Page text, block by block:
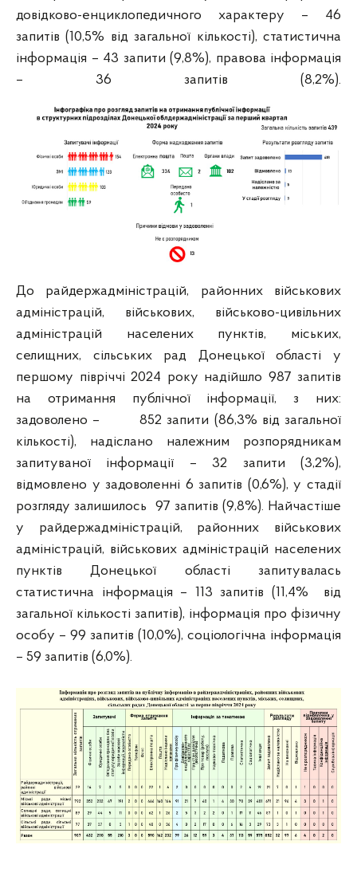
довідково-енциклопедичного характеру – 46
запитів (10,5% від загальної кількості), статистична
інформація – 43 запити (9,8%), правова інформація
– 36 запитів (8,2%).
До райдержадміністрацій, районних військових
адміністрацій, військових, військово-цивільних
адміністрацій населених пунктів, міських,
селищних, сільських рад Донецької області у
першому півріччі 2024 року надійшло 987 запитів
на отримання публічної інформації, з них:
задоволено – 852 запити (86,3% від загальної
кількості), надіслано належним розпорядникам
запитуваної інформації – 32 запити (3,2%),
відмовлено у задоволенні 6 запитів (0,6%), у стадії
розгляду залишилось 97 запитів (9,8%). Найчастіше
у райдержадміністрацій, районних військових
адміністрацій, військових адміністрацій населених
пунктів Донецької області запитувалась
статистична інформація – 113 запитів (11,4% від
загальної кількості запитів), інформація про фізичну
особу – 99 запитів (10,0%), соціологічна інформація
– 59 запитів (6,0%).